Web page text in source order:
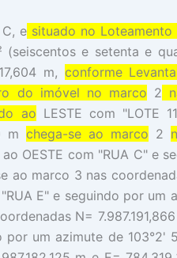
C, esituado no Loteamento
(seiscentos e setenta e
m, conforme
do imóvel no marco 2
ao LESTE com "LOTE
m chega-se ao marco 2
OESTE com "RUA C" e
ao marco 3 nas
E" e seguindo por
N=
por um azimute de 103°2'